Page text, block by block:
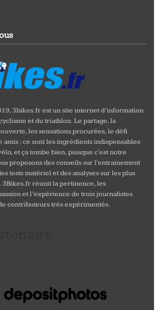
3bikes.fr est un site internet d’information
et du triathlon. Le partage, la
les sensations procurées, le défi
amis : ce sont les ingrédients indispensables
et ça tombe bien, puisque c'est notre
proposons des conseils sur l'entrainement
tests matériel et des analyses sur les plus
3Bikes.fr réunit la pertinence, les
et l’expérience de trois journalistes
contributeurs très expérimentés.